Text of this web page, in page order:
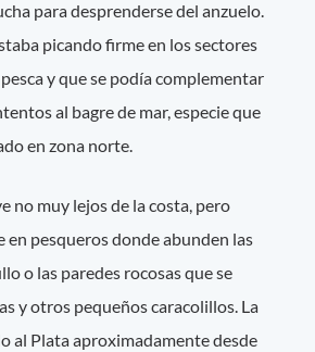
para desprenderse del anzuelo.
picando firme en los sectores
y que se podía complementar
al bagre de mar, especie que
en zona norte.
no muy lejos de la costa, pero
pesqueros donde abunden las
o las paredes rocosas que se
y otros pequeños caracolillos. La
al Plata aproximadamente desde